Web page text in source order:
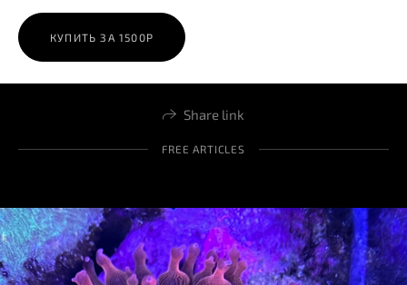
КУПИТЬ ЗА 1500Р
Share link
FREE ARTICLES